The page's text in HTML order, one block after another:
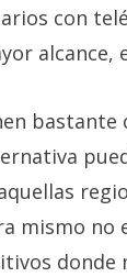
con
alcance,
mismo no
donde